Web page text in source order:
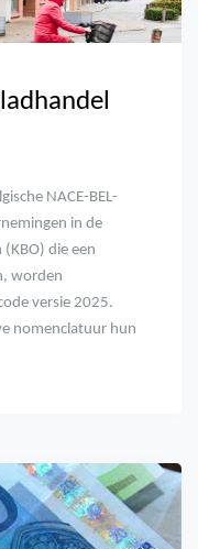
NACE-BEL-
in de
die een
worden
versie 2025.
nomenclatuur hun